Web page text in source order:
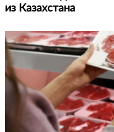
из Казахстана